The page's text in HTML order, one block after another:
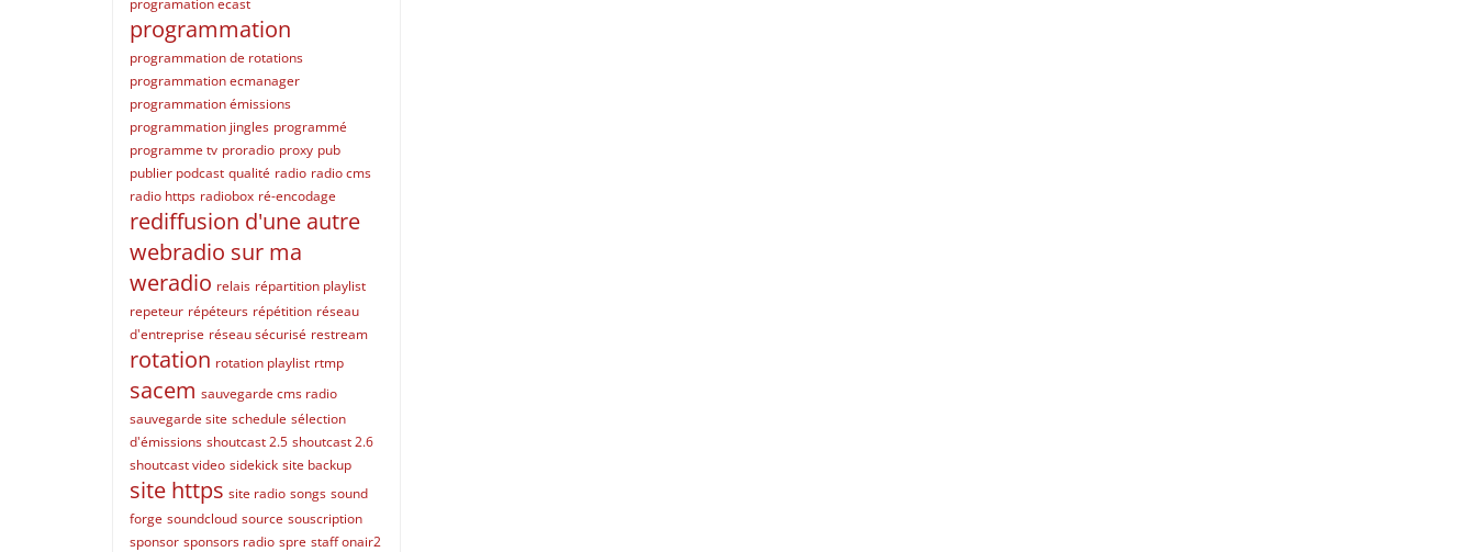
programation ecast
programmation
programmation de rotations
programmation ecmanager
programmation émissions
programmation jingles programmé
programme tv proradio proxy pub
publier podcast qualité radio radio cms
radio https radiobox ré-encodage
rediffusion d'une autre
webradio sur ma
weradio relais répartition playlist
repeteur répéteurs répétition réseau
d'entreprise réseau sécurisé restream
rotation rotation playlist rtmp
sacem sauvegarde cms radio
sauvegarde site schedule sélection
d'émissions shoutcast 2.5 shoutcast 2.6
shoutcast video sidekick site backup
site https site radio songs sound
forge soundcloud source souscription
sponsor sponsors radio spre staff onair2